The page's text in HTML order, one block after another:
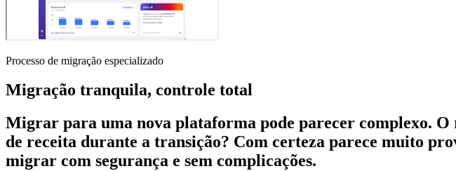
Processo de migração especializado
Migração tranquila, controle total
Migrar para uma nova plataforma pode parecer complexo.
de receita durante a transição? Com certeza parece muito
migrar com segurança e sem complicações.